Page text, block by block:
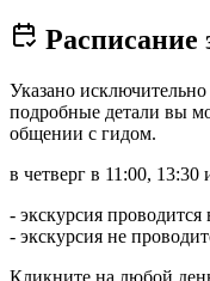
Расписание
Указано
подробные детали вы
общении с гидом.
в четверг в 11:00, 13:30
- экскурсия проводится
- экскурсия не